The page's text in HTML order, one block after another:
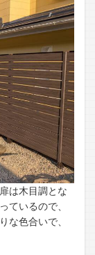
は木目調とな
ているので、
な色合いで、